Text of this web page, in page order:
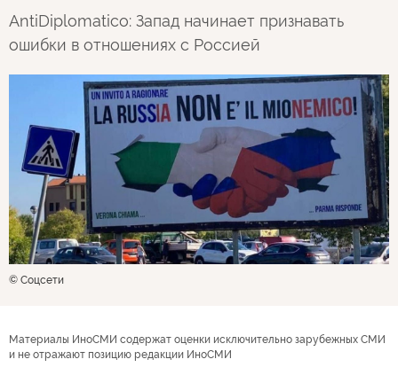
AntiDiplomatico: Запад начинает признавать
ошибки в отношениях с Россией
© Соцсети
Материалы ИноСМИ содержат оценки исключительно зарубежных СМИ
и не отражают позицию редакции ИноСМИ